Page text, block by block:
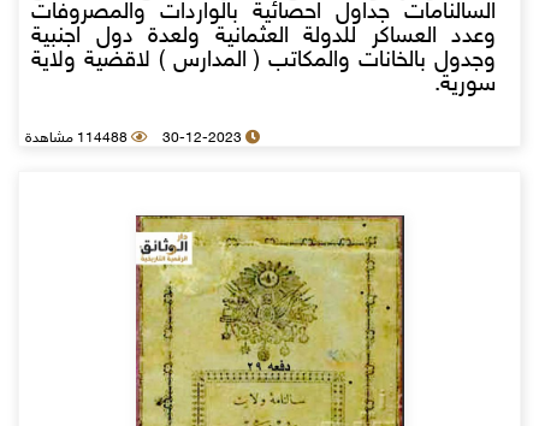
السالنامات جداول احصائية بالواردات والمصروفات
وعدد العساكر للدولة العثمانية ولعدة دول اجنبية
وجدول بالخانات والمكاتب ( المدارس ) لاقضية ولاية
سورية.
30-12-2023 114488 مشاهدة